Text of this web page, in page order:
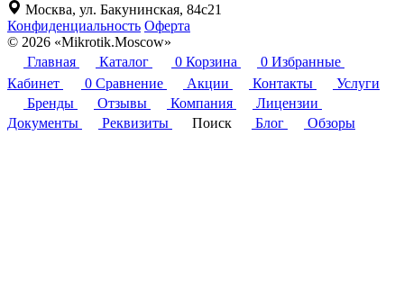
Москва, ул. Бакунинская, 84с21
Конфиденциальность Оферта
© 2026 «Mikrotik.Moscow»
Главная
Каталог 0 Корзина 0 Избранные
Кабинет
0 Сравнение Акции Контакты
Услуги
Бренды
Отзывы Компания
Лицензии
Документы
Реквизиты Поиск Блог Обзоры